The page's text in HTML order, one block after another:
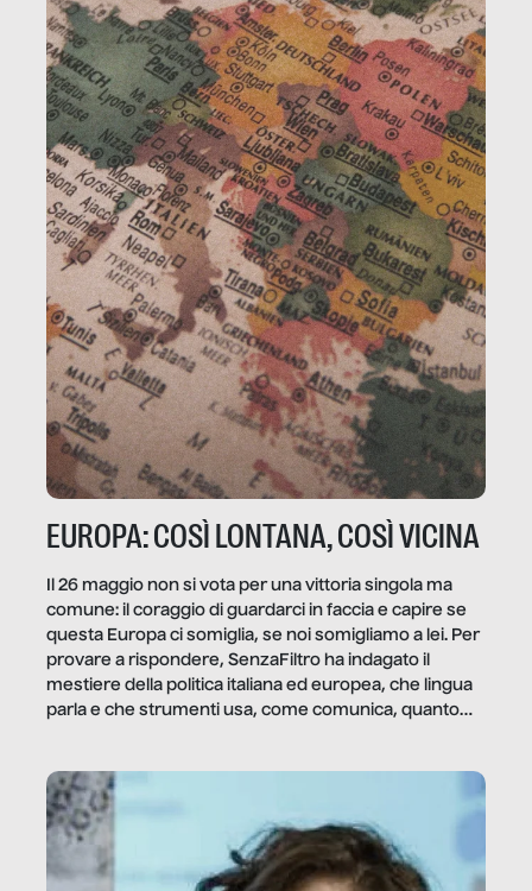
EUROPA: COSÌ LONTANA, COSÌ VICINA
Il 26 maggio non si vota per una vittoria singola ma
comune: il coraggio di guardarci in faccia e capire se
questa Europa ci somiglia, se noi somigliamo a lei. Per
provare a rispondere, SenzaFiltro ha indagato il
mestiere della politica italiana ed europea, che lingua
parla e che strumenti usa, come comunica, quanto